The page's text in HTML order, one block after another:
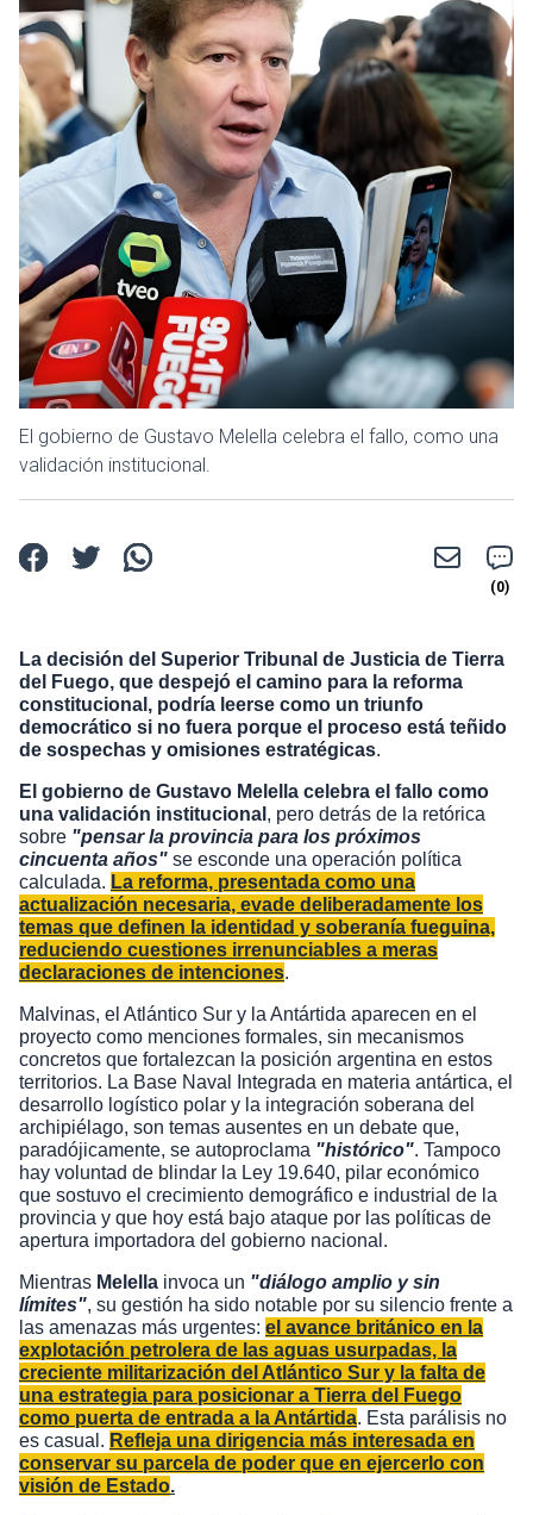
El gobierno de Gustavo Melella celebra el fallo, como una
validación institucional.
La decisión del Superior Tribunal de Justicia de Tierra
del Fuego, que despejó el camino para la reforma
constitucional, podría leerse como un triunfo
democrático si no fuera porque el proceso está teñido
de sospechas y omisiones estratégicas.
El gobierno de Gustavo Melella celebra el fallo como
una validación institucional , pero detrás de la retórica
sobre "pensar la provincia para los próximos
cincuenta años" se esconde una operación política
calculada. La reforma, presentada como una
actualización necesaria, evade deliberadamente los
temas que definen la identidad y soberanía fueguina,
reduciendo cuestiones irrenunciables a meras
declaraciones de intenciones.
Malvinas, el Atlántico Sur y la Antártida aparecen en el
proyecto como menciones formales, sin mecanismos
concretos que fortalezcan la posición argentina en estos
territorios. La Base Naval Integrada en materia antártica, el
desarrollo logístico polar y la integración soberana del
archipiélago, son temas ausentes en un debate que,
paradójicamente, se autoproclama "histórico". Tampoco
hay voluntad de blindar la Ley 19.640, pilar económico
que sostuvo el crecimiento demográfico e industrial de la
provincia y que hoy está bajo ataque por las políticas de
apertura importadora del gobierno nacional.
Mientras Melella invoca un "diálogo amplio y sin
límites", su gestión ha sido notable por su silencio frente a
las amenazas más urgentes: el avance británico en la
explotación petrolera de las aguas usurpadas, la
creciente militarización del Atlántico Sur y la falta de
una estrategia para posicionar a Tierra del Fuego
como puerta de entrada a la Antártida. Esta parálisis no
es casual. Refleja una dirigencia más interesada en
conservar su parcela de poder que en ejercerlo con
visión de Estado.